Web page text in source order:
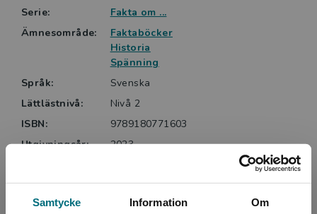
Samtycke Information Om
Serie:
Fakta om ...
Ämnesområde:
Faktaböcker
Historia
Spänning
Språk:
Svenska
Lättlästnivå:
Nivå 2
ISBN:
9789180771603
Utgivningsår:
2023
Upplaga:
Första